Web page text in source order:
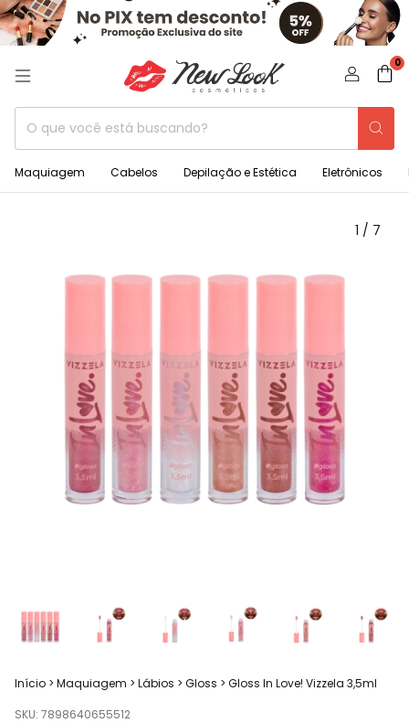
0
Maquiagem Cabelos Depilação e Estética Eletrônicos
1 / 7
Início > Maquiagem > Lábios > Gloss > Gloss In Love! Vizzela 3,5ml
SKU: 7898640655512